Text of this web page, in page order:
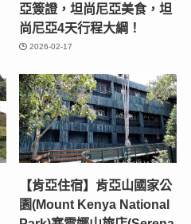
亞簽證，坦尚尼亞美食，坦
尚尼亞4天行程大綱！
2026-02-17
【肯亞住宿】肯亞山國家公
園(Mount Kenya National